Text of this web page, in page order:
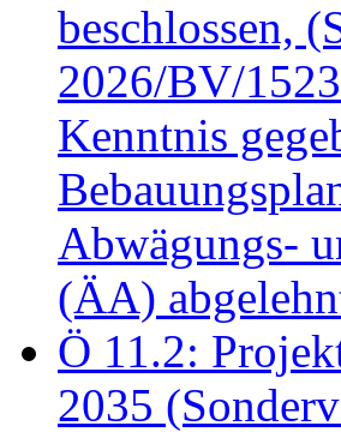
beschlossen,
2026/BV/
Kenntnis
Abwägungs-
(ÄA)
Ö 11.2:
2035